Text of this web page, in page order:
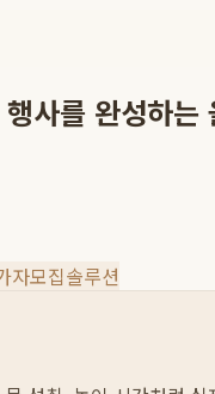
사를 완성하는
자모집솔루션